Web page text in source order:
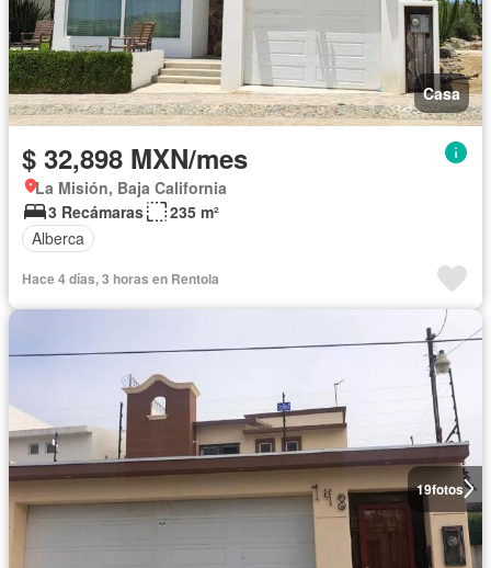
Casa
$ 32,898 MXN/mes
La Misión, Baja California
3 Recámaras
235 m²
Alberca
Hace 4 días, 3 horas en Rentola
19fotos